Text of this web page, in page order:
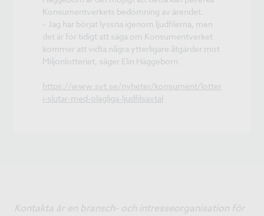
Konsumentverkets bedömning av ärendet.
– Jag har börjat lyssna igenom ljudfilerna, men
det är för tidigt att säga om Konsumentverket
kommer att vidta några ytterligare åtgärder mot
Miljonlotteriet, säger Elin Häggeborn.
https://www.svt.se/nyheter/konsument/lotter
i-slutar-med-olagliga-ljudfilsavtal
Kontakta är en bransch- och intresseorganisation för